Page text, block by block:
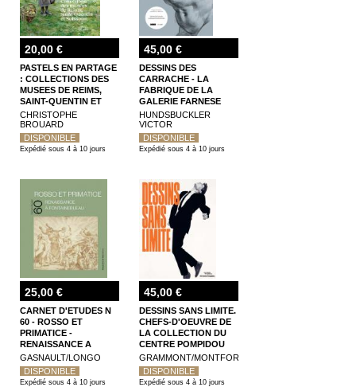
20,00 €
PASTELS EN PARTAGE
: COLLECTIONS DES
MUSEES DE REIMS,
SAINT-QUENTIN ET
SOISSONS
CHRISTOPHE
BROUARD
DISPONIBLE
Expédié sous 4 à 10 jours
45,00 €
DESSINS DES
CARRACHE - LA
FABRIQUE DE LA
GALERIE FARNESE
HUNDSBUCKLER
VICTOR
DISPONIBLE
Expédié sous 4 à 10 jours
25,00 €
CARNET D'ETUDES N
60 - ROSSO ET
PRIMATICE -
RENAISSANCE A
FONTAINEBLEAU
GASNAULT/LONGO
DISPONIBLE
Expédié sous 4 à 10 jours
45,00 €
DESSINS SANS LIMITE.
CHEFS-D'OEUVRE DE
LA COLLECTION DU
CENTRE POMPIDOU
GRAMMONT/MONTFORT
DISPONIBLE
Expédié sous 4 à 10 jours